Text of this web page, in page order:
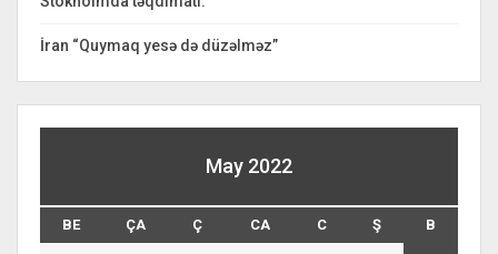
İran “Quymaq yesə də düzəlməz”
May 2022
BE ÇA Ç CA C Ş B